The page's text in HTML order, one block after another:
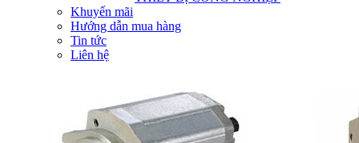
Khuyến mãi
Hướng dẫn mua hàng
Tin tức
Liên hệ